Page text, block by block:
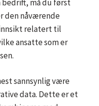
bedrift, må du først
den nåværende
relatert til
ansatte som er
sannsynlig være
data. Dette er et